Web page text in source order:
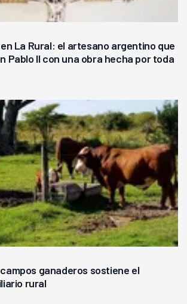
La Rural: el artesano argentino que
Pablo II con una obra hecha por toda
ganaderos sostiene el
rural